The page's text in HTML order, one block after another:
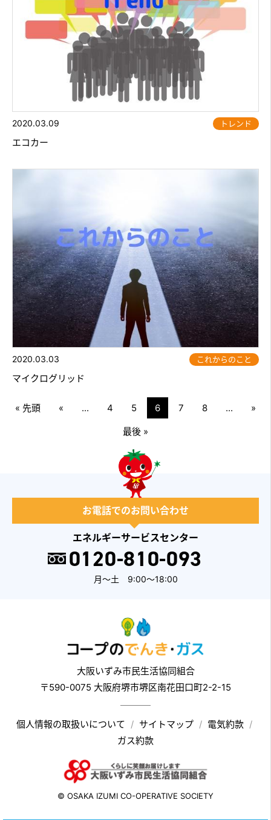
2020.03.09 トレンド
エコカー
2020.03.03 これからのこと
マイクログリッド
« 先頭 « ... 4 5 6 7 8 ... »
最後 »
お電話でのお問い合わせ
エネルギーサービスセンター
0120-810-093
月～土 9:00～18:00
大阪いずみ市民生活協同組合
〒590-0075 大阪府堺市堺区南花田口町2-2-15
個人情報の取扱いについて サイトマップ
電気約款
ガス約款
© OSAKA IZUMI CO-OPERATIVE SOCIETY